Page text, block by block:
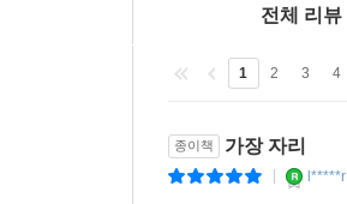
전체 리뷰
1 2 3 4
종이책 가장 자리
l*****r